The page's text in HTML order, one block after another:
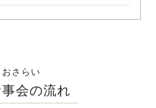
さらい
会の流れ